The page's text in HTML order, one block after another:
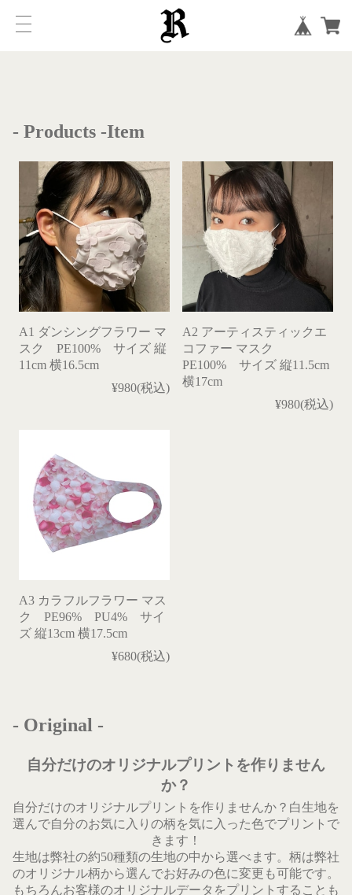
- Products -Item
A1 ダンシングフラワー マ
スク PE100% サイズ 縦
11cm 横16.5cm
¥980(税込)
A2 アーティスティックエ
コファー マスク
PE100% サイズ 縦11.5cm
横17cm
¥980(税込)
A3 カラフルフラワー マス
ク PE96% PU4% サイ
ズ 縦13cm 横17.5cm
¥680(税込)
- Original -
自分だけのオリジナルプリントを作りません
か？
自分だけのオリジナルプリントを作りませんか？白生地を
選んで自分のお気に入りの柄を気に入った色でプリントで
きます！
生地は弊社の約50種類の生地の中から選べます。柄は弊社
のオリジナル柄から選んでお好みの色に変更も可能です。
もちろんお客様のオリジナルデータをプリントすることも